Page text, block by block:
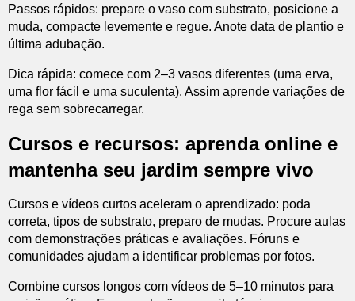
Passos rápidos: prepare o vaso com substrato, posicione a
muda, compacte levemente e regue. Anote data de plantio e
última adubação.
Dica rápida: comece com 2–3 vasos diferentes (uma erva,
uma flor fácil e uma suculenta). Assim aprende variações de
rega sem sobrecarregar.
Cursos e recursos: aprenda online e
mantenha seu jardim sempre vivo
Cursos e vídeos curtos aceleram o aprendizado: poda
correta, tipos de substrato, preparo de mudas. Procure aulas
com demonstrações práticas e avaliações. Fóruns e
comunidades ajudam a identificar problemas por fotos.
Combine cursos longos com vídeos de 5–10 minutos para